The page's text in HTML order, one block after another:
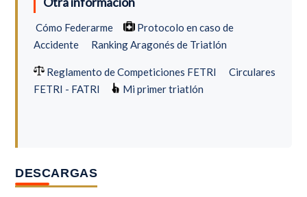
Cómo Federarme
Protocolo en caso de
Accidente
Ranking Aragonés de Triatlón
Reglamento de Competiciones FETRI
Circulares
FETRI - FATRI
Mi primer triatlón
DESCARGAS